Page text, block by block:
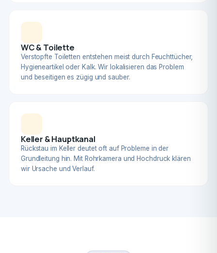
WC & Toilette
Verstopfte Toiletten entstehen meist durch Feuchttücher,
Hygieneartikel oder Kalk. Wir lokalisieren das Problem
und beseitigen es zügig und sauber.
Keller & Hauptkanal
Rückstau im Keller deutet oft auf Probleme in der
Grundleitung hin. Mit Rohrkamera und Hochdruck klären
wir Ursache und Verlauf.